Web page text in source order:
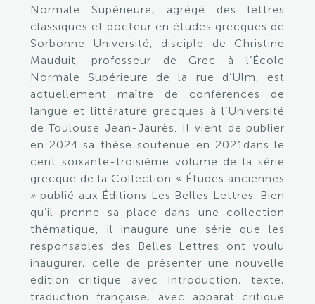
Normale Supérieure, agrégé des lettres
classiques et docteur en études grecques de
Sorbonne Université, disciple de Christine
Mauduit, professeur de Grec à l’École
Normale Supérieure de la rue d’Ulm, est
actuellement maître de conférences de
langue et littérature grecques à l’Université
de Toulouse Jean-Jaurès. Il vient de publier
en 2024 sa thèse soutenue en 2021dans le
cent soixante-troisième volume de la série
grecque de la Collection « Études anciennes
» publié aux Éditions Les Belles Lettres. Bien
qu’il prenne sa place dans une collection
thématique, il inaugure une série que les
responsables des Belles Lettres ont voulu
inaugurer, celle de présenter une nouvelle
édition critique avec introduction, texte,
traduction française, avec apparat critique